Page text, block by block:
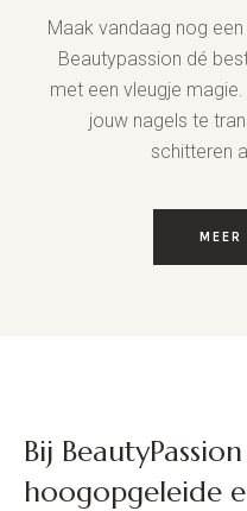
Maak vandaag nog
Beautypassion dé
met een vleugje
jouw nagels te
schitteren
MEER
Bij
hoogopgeleide